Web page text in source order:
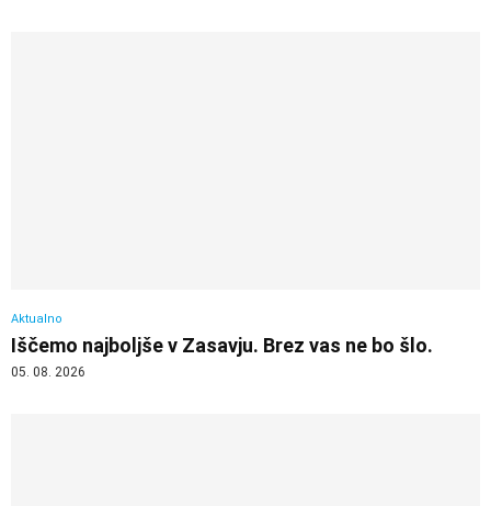
Aktualno
Iščemo najboljše v Zasavju. Brez vas ne bo šlo.
05. 08. 2026